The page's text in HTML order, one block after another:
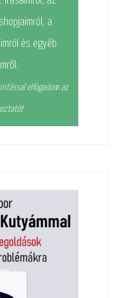
a
és egyéb
elfogadom az